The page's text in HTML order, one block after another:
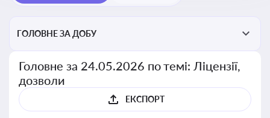
ГОЛОВНЕ ЗА ДОБУ
Головне за 24.05.2026 по темі: Ліцензії,
дозволи
ЕКСПОРТ